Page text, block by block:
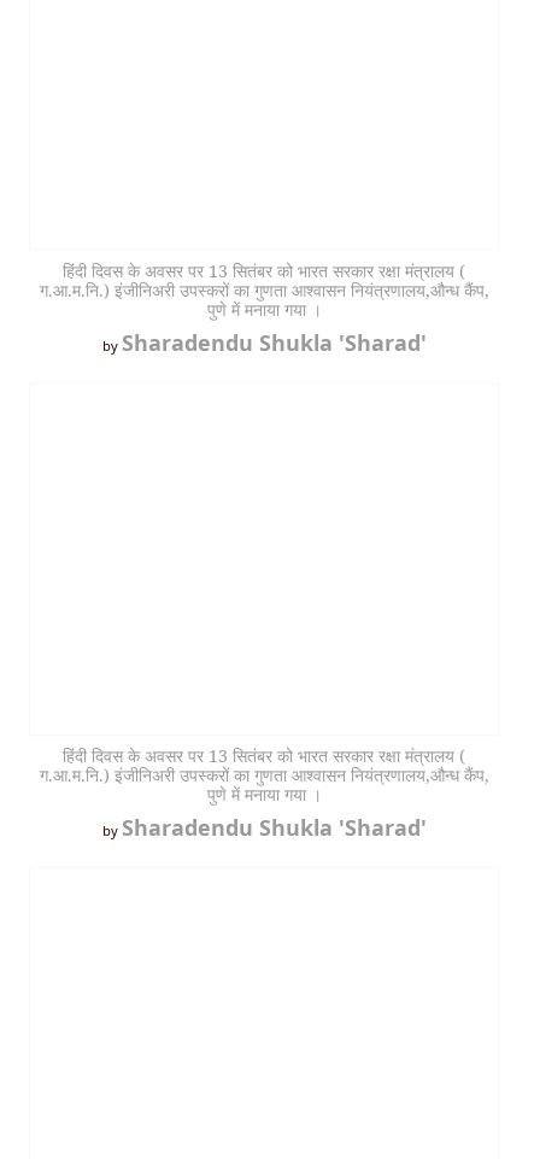
हिंदी दिवस के अवसर पर 13 सितंबर को भारत सरकार रक्षा मंत्रालय (
ग.आ.म.नि.) इंजीनिअरी उपस्करों का गुणता आश्वासन नियंत्रणालय,औन्ध कैंप,
पुणे में मनाया गया ।
by Sharadendu Shukla 'Sharad'
हिंदी दिवस के अवसर पर 13 सितंबर को भारत सरकार रक्षा मंत्रालय (
ग.आ.म.नि.) इंजीनिअरी उपस्करों का गुणता आश्वासन नियंत्रणालय,औन्ध कैंप,
पुणे में मनाया गया ।
by Sharadendu Shukla 'Sharad'